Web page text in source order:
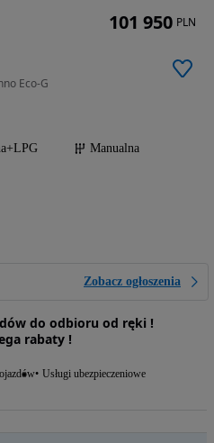
Eco-G
Manualna
Zobacz ogłoszenia
do odbioru od ręki !
rabaty !
Usługi ubezpieczeniowe
101 950 PLN